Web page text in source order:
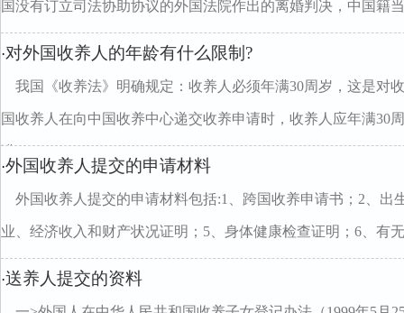
国没有订立司法协助协议的外国法院作出的离婚判决，中国籍
·对外国收养人的年龄有什么限制?
我国《收养法》明确规定：收养人必须年满30周岁，这是对
国收养人在向中国收养中心递交收养申请时，收养人应年满30
满
·外国收养人提交的申请材料
外国收养人提交的申请材料包括:1、跨国收养申请书；2、出
业、经济收入和财产状况证明；5、身体健康检查证明；6、有
·送养人提交的资料